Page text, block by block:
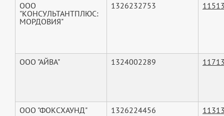
ООО
"КОНСУЛЬТАНТПЛЮС:
МОРДОВИЯ"
1326232753
ООО "АЙВА" 1324002289
ООО "ФОКСХАУНД" 1326224456